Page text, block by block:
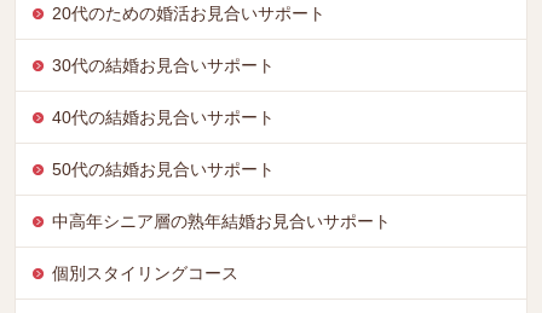
20代のための婚活お見合いサポート
30代の結婚お見合いサポート
40代の結婚お見合いサポート
50代の結婚お見合いサポート
中高年シニア層の熟年結婚お見合いサポート
個別スタイリングコース